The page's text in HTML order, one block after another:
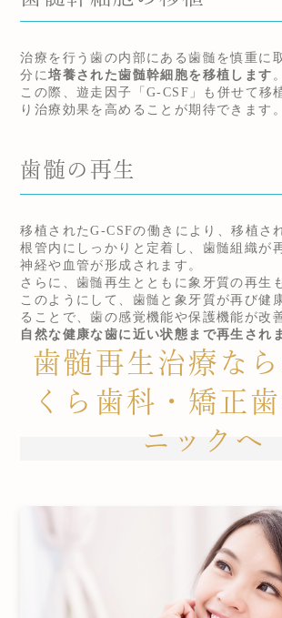
治療を行う歯の内部にある歯髄を慎重に
分に培養された歯髄幹細胞を移植します 。
この際、遊走因子「G-CSF」も併せて移
り治療効果を高めることが期待できます。
歯髄の再生
移植されたG-CSFの働きにより、移植さ
根管内にしっかりと定着し、歯髄組織が
神経や血管が形成されます。
さらに、歯髄再生とともに象牙質の再生
このようにして、歯髄と象牙質が再び健
ることで、歯の感覚機能や保護機能が改
自然な健康な歯に近い状態まで再生され
歯髄再生治療な
くら歯科・矯正
ニックへ